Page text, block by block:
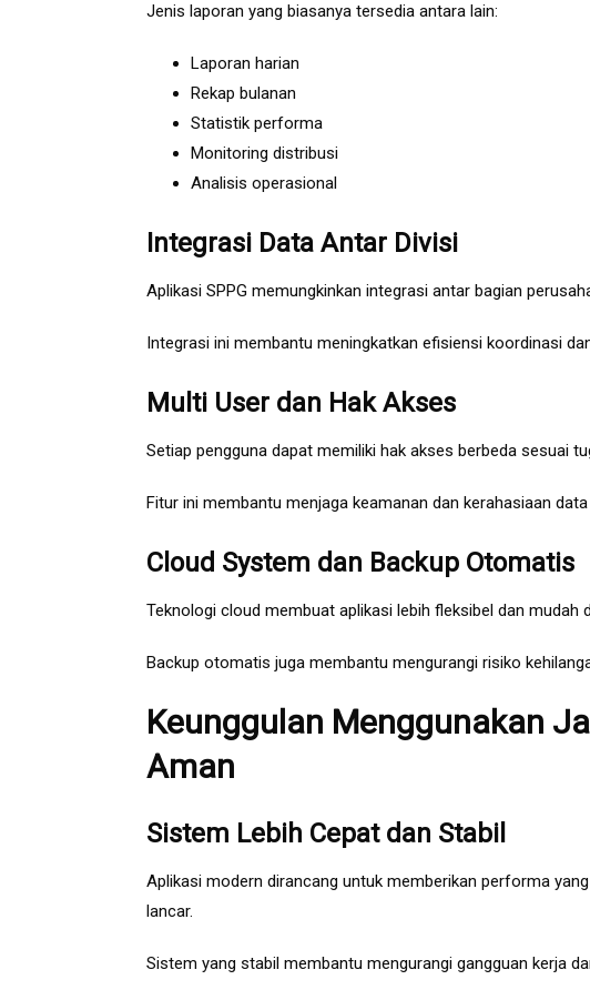
Jenis laporan yang biasanya tersedia antara lain:
Laporan harian
Rekap bulanan
Statistik performa
Monitoring distribusi
Analisis operasional
Integrasi Data Antar Divisi
Aplikasi SPPG memungkinkan integrasi antar bagian
Integrasi ini membantu meningkatkan efisiensi koordinasi
Multi User dan Hak Akses
Setiap pengguna dapat memiliki hak akses berbeda sesuai
Fitur ini membantu menjaga keamanan dan kerahasiaan
Cloud System dan Backup Otomatis
Teknologi cloud membuat aplikasi lebih fleksibel dan mudah
Backup otomatis juga membantu mengurangi risiko
Keunggulan Menggunakan
Aman
Sistem Lebih Cepat dan Stabil
Aplikasi modern dirancang untuk memberikan performa
lancar.
Sistem yang stabil membantu mengurangi gangguan kerja